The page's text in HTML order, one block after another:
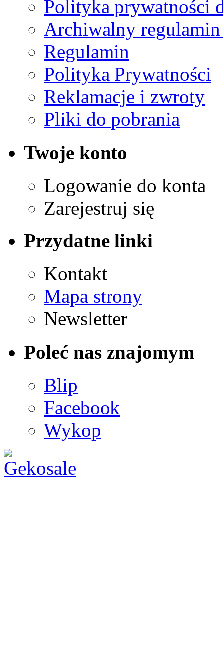
Polityka prywatności
Archiwalny
Regulamin
Polityka Prywatności
Reklamacje i zwroty
Pliki do pobrania
Twoje konto
Logowanie do konta
Zarejestruj się
Przydatne linki
Kontakt
Mapa strony
Newsletter
Poleć nas znajomym
Blip
Facebook
Wykop